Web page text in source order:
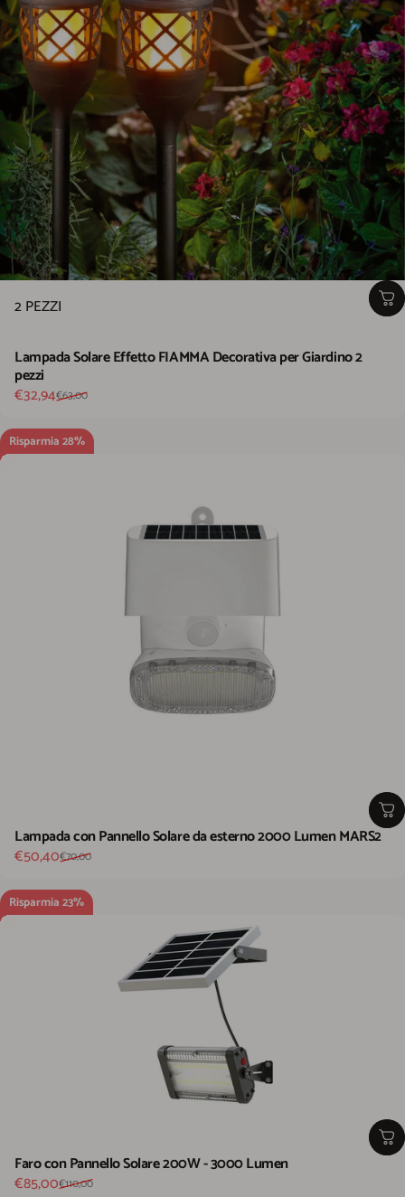
2 PEZZI
Lampada Solare Effetto FIAMMA Decorativa per Giardino 2
pezzi
Prezzo scontato
€32,94
Prezzo di listino
€63,00
Risparmia 28%
Lampada con Pannello Solare da esterno 2000 Lumen MARS2
Prezzo scontato
€50,40
Prezzo di listino
€70,00
Risparmia 23%
Faro con Pannello Solare 200W - 3000 Lumen
Prezzo scontato
€85,00
Prezzo di listino
€110,00